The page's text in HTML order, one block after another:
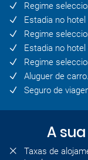
Regime
Estadia no
Regime
Estadia no
Regime
Aluguer de carro.
Seguro de
A
Taxas de